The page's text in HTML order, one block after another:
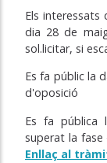
Els
dia 28 de
sol.licitar, si
Es fa públic la
d'oposició
Es fa pública
superat la
Enllaç al